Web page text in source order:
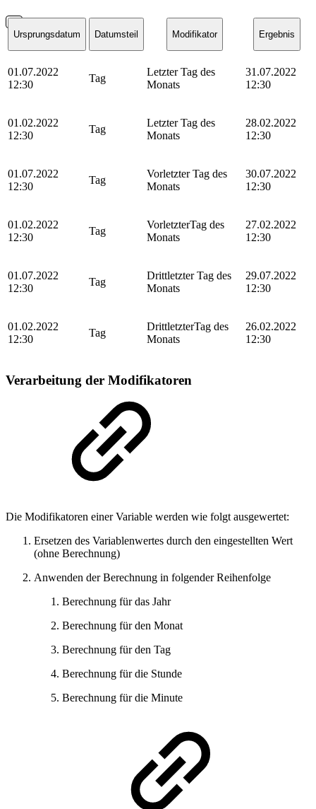
Ursprungsdatum Datumsteil Modifikator Ergebnis
01.07.2022
12:30
Tag
Letzter Tag des
Monats
31.07.2022
12:30
01.02.2022
12:30
Tag
Letzter Tag des
Monats
28.02.2022
12:30
01.07.2022
12:30
Tag
Vorletzter Tag des
Monats
30.07.2022
12:30
01.02.2022
12:30
Tag
VorletzterTag des
Monats
27.02.2022
12:30
01.07.2022
12:30
Tag
Drittletzter Tag des
Monats
29.07.2022
12:30
01.02.2022
12:30
Tag
DrittletzterTag des
Monats
26.02.2022
12:30
Verarbeitung der Modifikatoren
Die Modifikatoren einer Variable werden wie folgt ausgewertet:
Ersetzen des Variablenwertes durch den eingestellten Wert
(ohne Berechnung)
Anwenden der Berechnung in folgender Reihenfolge
Berechnung für das Jahr
Berechnung für den Monat
Berechnung für den Tag
Berechnung für die Stunde
Berechnung für die Minute